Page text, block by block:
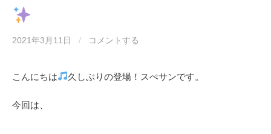
2021年3月11日 / コメントする
こんにちは 久しぶりの登場！スぺサンです。
今回は、